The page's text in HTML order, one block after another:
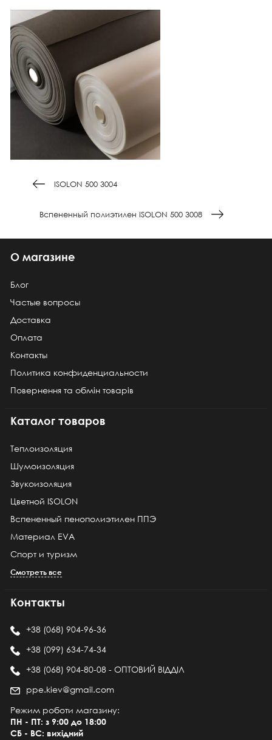
ISOLON 500 3004
Вспененный полиэтилен ISOLON 500 3008
О магазине
Блог
Частые вопросы
Доставка
Оплата
Контакты
Политика конфиденциальности
Повернення та обмін товарів
Каталог товаров
Теплоизоляция
Шумоизоляция
Звукоизоляция
Цветной ISOLON
Вспененный пенополиэтилен ППЭ
Материал EVA
Спорт и туризм
Смотреть все
Контакты
+38 (068) 904-96-36
+38 (099) 634-74-34
+38 (068) 904-80-08 - ОПТОВИЙ ВІДДІЛ
ppe.kiev@gmail.com
Режим роботи магазину:
ПН - ПТ: з 9:00 до 18:00
СБ - ВС: вихідний